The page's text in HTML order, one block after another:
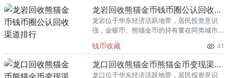
回收渠道里，能精准识别版别溢
龙岩回收熊猫金币钱币圈公认回收渠道排行
龙岩位于华东经济活跃地带，居民投资意识
强，金银币、熊猫金币的持有量在同类城市
熊猫金币的需求就明显升温，但鱼龙混杂的
回收渠道里，能精准识别版别溢
钱币收藏 41
龙口回收熊猫金币熊猫金币变现渠道指南
龙口位于华东经济活跃地带，居民投资意识